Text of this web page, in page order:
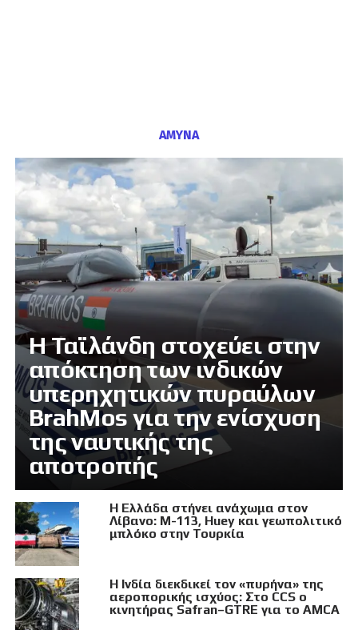
ΑΜΥΝΑ
Η Ταϊλάνδη στοχεύει στην
απόκτηση των ινδικών
υπερηχητικών πυραύλων
BrahMos για την ενίσχυση
της ναυτικής της
αποτροπής
Η Ελλάδα στήνει ανάχωμα στον
Λίβανο: M-113, Huey και γεωπολιτικό
μπλόκο στην Τουρκία
Η Ινδία διεκδικεί τον «πυρήνα» της
αεροπορικής ισχύος: Στο CCS ο
κινητήρας Safran–GTRE για το AMCA